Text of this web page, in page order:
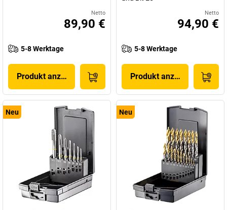
Netto
89,90 €
5-8 Werktage
Produkt anzeigen
Netto
94,90 €
5-8 Werktage
Produkt anzeigen
Neu Neu